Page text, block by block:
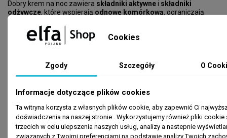
Dobry krem na noc zawiera składniki aktywnei składniki
odżywcze, które wspierają odnowę komórkową, ograniczają
wpływ
dobrej kondycji
. Do najczęściej stosowanych substancji należą
oleje roślinne,witamina E, witaminę C,ceramidy
antyoksydanty– retinol. Takie połączenia nie tylko
zapewniając efekt wygładzenia. Regularne stosowanie kremów
czynników zewnętrznych.
Cookies
Zgody Szczegóły O
Informacje dotyczące plików cookies
Ta witryna korzysta z własnych plików cookie, aby zapewnić Ci
doświadczenia na naszej stronie . Wykorzystujemy również pliki cookie
trzecich w celu ulepszenia naszych usług, analizy a nastepnie
związanych z Twoimi preferencjami na podstawie analizy Twoich